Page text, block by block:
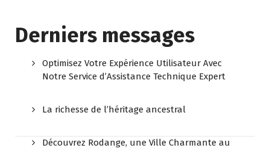
Derniers messages
Optimisez Votre Expérience Utilisateur Avec
Notre Service d’Assistance Technique Expert
La richesse de l’héritage ancestral
Découvrez Rodange, une Ville Charmante au